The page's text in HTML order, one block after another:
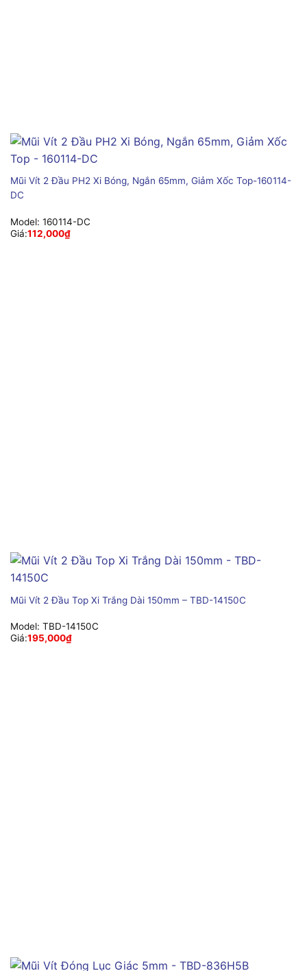
Mũi Vít 2 Đầu PH2 Xi Bóng, Ngắn 65mm, Giảm Xốc Top-160114-
DC
Model: 160114-DC
Giá:112,000₫
Mũi Vít 2 Đầu Top Xi Trắng Dài 150mm – TBD-14150C
Model: TBD-14150C
Giá:195,000₫